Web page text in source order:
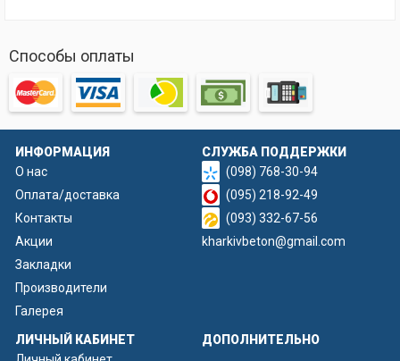
Способы оплаты
ИНФОРМАЦИЯ
О нас
Оплата/доставка
Контакты
Акции
Закладки
Производители
Галерея
СЛУЖБА ПОДДЕРЖКИ
(098) 768-30-94
(095) 218-92-49
(093) 332-67-56
kharkivbeton@gmail.com
ЛИЧНЫЙ КАБИНЕТ
ДОПОЛНИТЕЛЬНО